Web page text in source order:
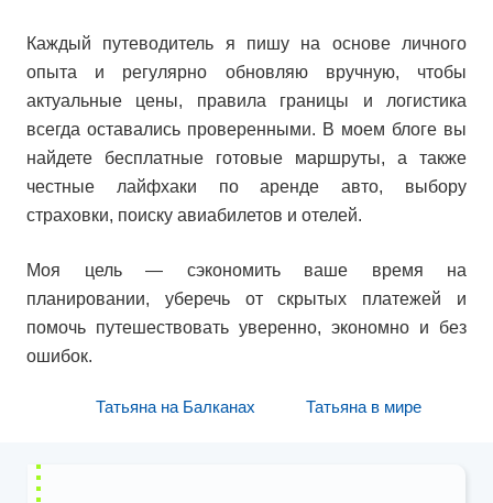
Каждый путеводитель я пишу на основе личного
опыта и регулярно обновляю вручную, чтобы
актуальные цены, правила границы и логистика
всегда оставались проверенными. В моем блоге вы
найдете бесплатные готовые маршруты, а также
честные лайфхаки по аренде авто, выбору
страховки, поиску авиабилетов и отелей.
Моя цель — сэкономить ваше время на
планировании, уберечь от скрытых платежей и
помочь путешествовать уверенно, экономно и без
ошибок.
Татьяна на Балканах Татьяна в мире